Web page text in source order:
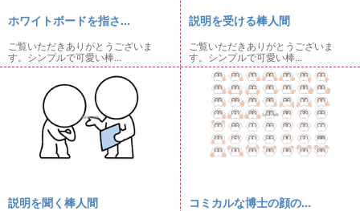
ホワイトボードを指さ...
ご覧いただきありがとうございま
す。シンプルで可愛い棒...
説明を受ける棒人間
ご覧いただきありがとうございま
す。シンプルで可愛い棒...
説明を聞く棒人間 コミカルな博士の顔の...